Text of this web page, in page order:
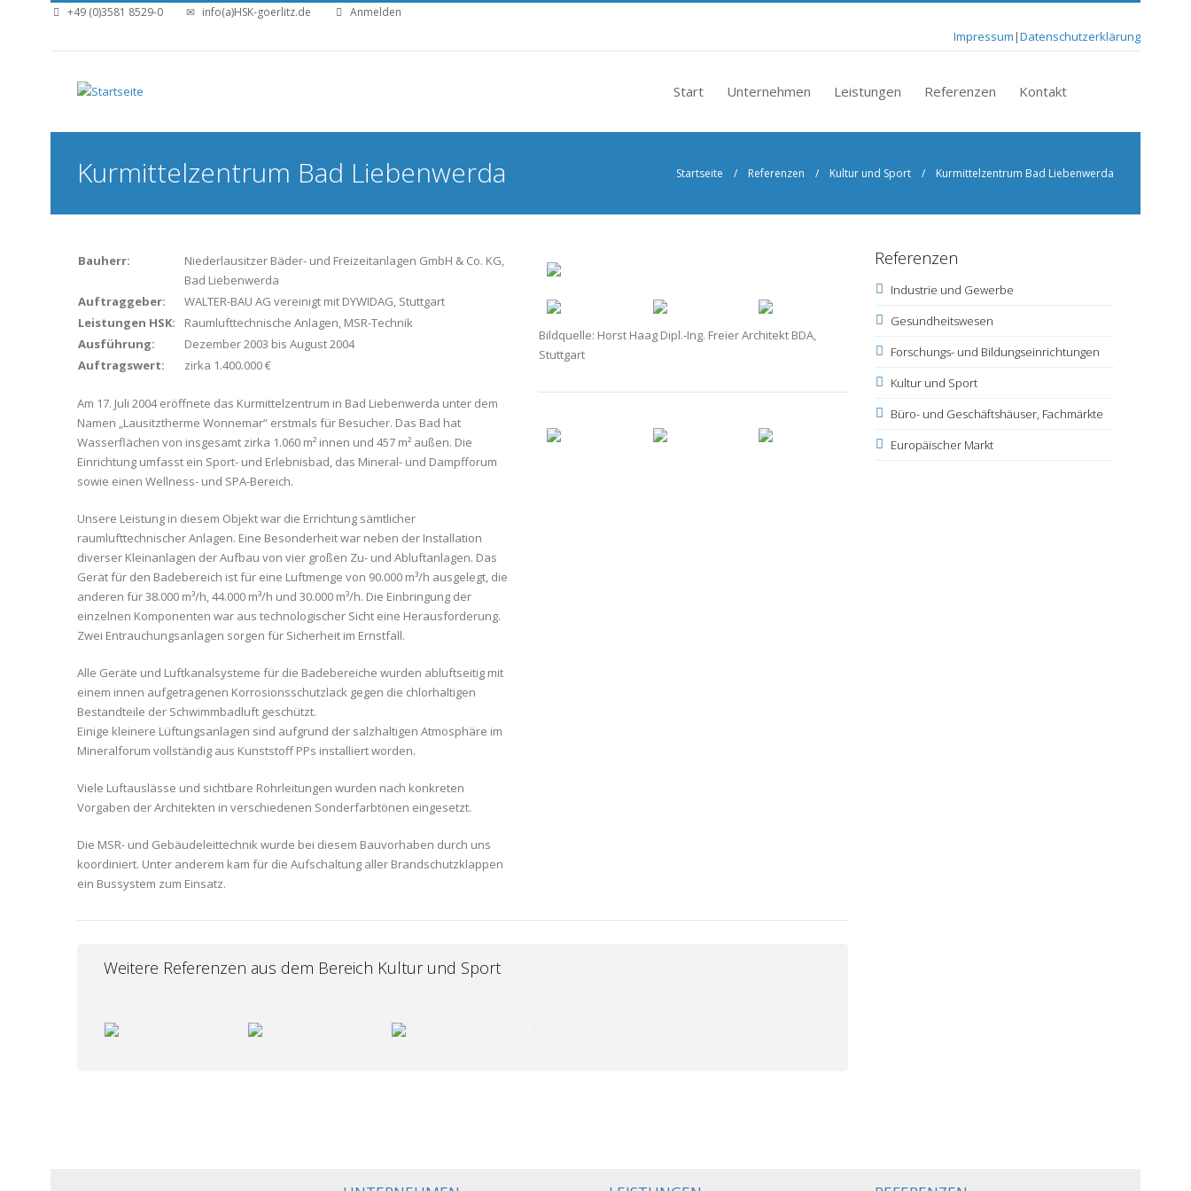
Direkt zum Inhalt+49 (0)3581 8529-0 info(a)HSK-goerlitz.de Anmelden
Impressum |Datenschutzerklärung
Start Unternehmen Leistungen Referenzen Kontakt
Kurmittelzentrum Bad Liebenwerda Startseite / Referenzen / Kultur und Sport / Kurmittelzentrum Bad Liebenwerda
Bauherr:
Niederlausitzer Bäder- und Freizeitanlagen GmbH & Co. KG,
Bad Liebenwerda
Auftraggeber:
WALTER-BAU AG vereinigt mit DYWIDAG, Stuttgart
Leistungen HSK:
Raumlufttechnische Anlagen, MSR-Technik
Ausführung:
Dezember 2003 bis August 2004
Auftragswert:
zirka 1.400.000 €
Am 17. Juli 2004 eröffnete das Kurmittelzentrum in Bad Liebenwerda unter dem
Namen „Lausitztherme Wonnemar“ erstmals für Besucher. Das Bad hat
Wasserflächen von insgesamt zirka 1.060 m² innen und 457 m² außen. Die
Einrichtung umfasst ein Sport- und Erlebnisbad, das Mineral- und Dampfforum
sowie einen Wellness- und SPA-Bereich.
Unsere Leistung in diesem Objekt war die Errichtung sämtlicher
raumlufttechnischer Anlagen. Eine Besonderheit war neben der Installation
diverser Kleinanlagen der Aufbau von vier großen Zu- und Abluftanlagen. Das
Gerät für den Badebereich ist für eine Luftmenge von 90.000 m³/h ausgelegt, die
anderen für 38.000 m³/h, 44.000 m³/h und 30.000 m³/h. Die Einbringung der
einzelnen Komponenten war aus technologischer Sicht eine Herausforderung.
Zwei Entrauchungsanlagen sorgen für Sicherheit im Ernstfall.
Alle Geräte und Luftkanalsysteme für die Badebereiche wurden abluftseitig mit
einem innen aufgetragenen Korrosionsschutzlack gegen die chlorhaltigen
Bestandteile der Schwimmbadluft geschützt.
Einige kleinere Lüftungsanlagen sind aufgrund der salzhaltigen Atmosphäre im
Mineralforum vollständig aus Kunststoff PPs installiert worden.
Viele Luftauslässe und sichtbare Rohrleitungen wurden nach konkreten
Vorgaben der Architekten in verschiedenen Sonderfarbtönen eingesetzt.
Die MSR- und Gebäudeleittechnik wurde bei diesem Bauvorhaben durch uns
koordiniert. Unter anderem kam für die Aufschaltung aller Brandschutzklappen
ein Bussystem zum Einsatz.
Bildquelle: Horst Haag Dipl.-Ing. Freier Architekt BDA,
Stuttgart
Weitere Referenzen aus dem Bereich Kultur und Sport
Referenzen
Industrie und Gewerbe
Gesundheitswesen
Forschungs- und Bildungseinrichtungen
Kultur und Sport
Büro- und Geschäftshäuser, Fachmärkte
Europäischer Markt